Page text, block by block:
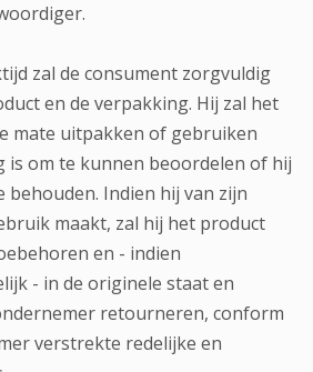
zal de consument zorgvuldig
en de verpakking. Hij zal het
mate uitpakken of gebruiken
is om te kunnen beoordelen of hij
Indien hij van zijn
maakt, zal hij het product
en - indien
- in de originele staat en
retourneren, conform
verstrekte redelijke en